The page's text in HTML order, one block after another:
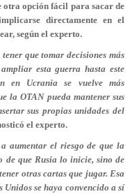
otra opción fácil para sacar de
directamente en el
según el experto.
que tomar decisiones más
esta guerra hasta este
en Ucrania se vuelve más
la OTAN pueda mantener sus
sus propias unidades del
el experto.
a aumentar el riesgo de que la
de que Rusia lo inicie, sino de
otras cartas que jugar. Esa
Unidos se haya convencido a sí